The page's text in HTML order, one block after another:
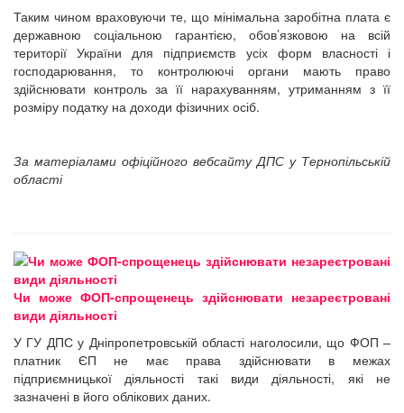
Таким чином враховуючи те, що мінімальна заробітна плата є
державною соціальною гарантією, обов’язковою на всій
території України для підприємств усіх форм власності і
господарювання, то контролюючі органи мають право
здійснювати контроль за її нарахуванням, утриманням з її
розміру податку на доходи фізичних осіб.
За матеріалами офіційного вебсайту ДПС у Тернопільській
області
Чи може ФОП-спрощенець здійснювати незареєтровані
види діяльності
У ГУ ДПС у Дніпропетровській області наголосили, що ФОП –
платник ЄП не має права здійснювати в межах
підприємницької діяльності такі види діяльності, які не
зазначені в його облікових даних.